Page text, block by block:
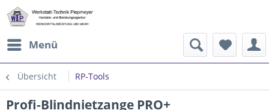
Menü
Übersicht RP-Tools
Profi-Blindnietzange PRO+